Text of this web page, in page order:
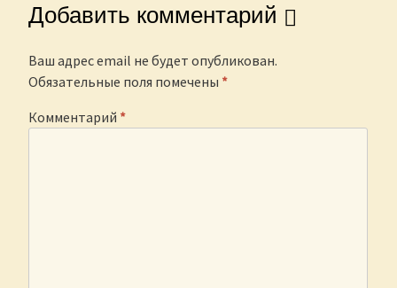
Добавить комментарий
Ваш адрес email не будет опубликован.
Обязательные поля помечены *
Комментарий *